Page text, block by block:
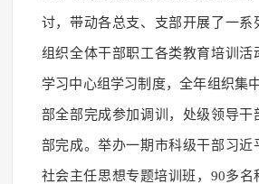
讨，带动各总支、支部开展了一系
组织全体干部职工各类教育培训活
学习中心组学习制度，全年组织集
部全部完成参加调训，处级领导干
部完成。举办一期市科级干部习近
社会主任思想专题培训班，90多名